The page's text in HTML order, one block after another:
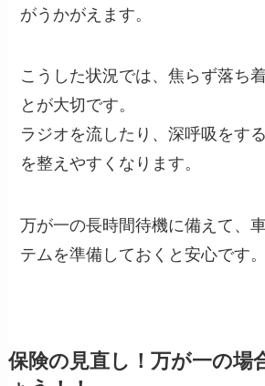
がうかがえます。
こうした状況では、焦らず落ち
とが大切です。
ラジオを流したり、深呼吸をす
を整えやすくなります。
万が一の長時間待機に備えて、
テムを準備しておくと安心です。
保険の見直し！万が一の場